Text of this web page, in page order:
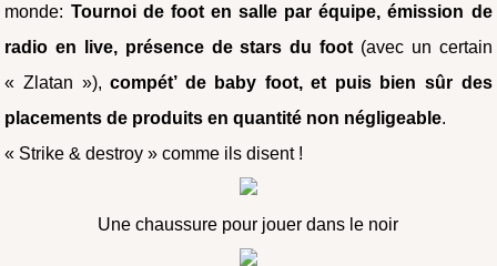
monde: Tournoi de foot en salle par équipe, émission de
radio en live, présence de stars du foot (avec un certain
« Zlatan »),compét’ de baby foot, et puis bien sûr des
placements de produits en quantité non négligeable.
« Strike & destroy » comme ils disent !
Une chaussure pour jouer dans le noir